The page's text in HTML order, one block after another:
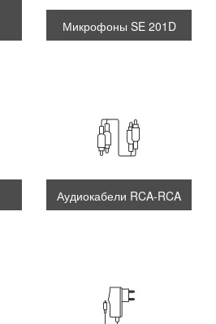
Микрофоны SE 201D
Аудиокабели RCA-RCA